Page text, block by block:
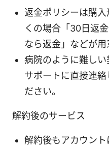
返金ポリシーは購
くの場合「30日返
なら返金」などが用
病院のように難しい
サポートに直接連絡
ださい。
解約後のサービス
解約後もアカウン